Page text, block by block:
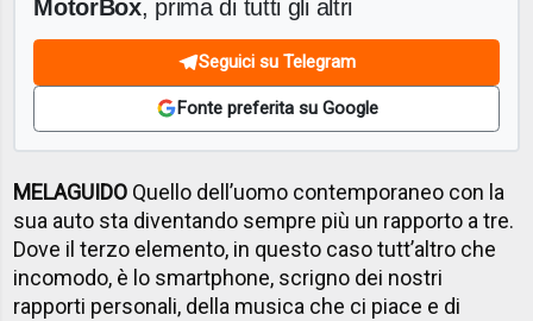
MotorBox, prima di tutti gli altri
Seguici su Telegram
Fonte preferita su Google
MELAGUIDO Quello dell’uomo contemporaneo con la
sua auto sta diventando sempre più un rapporto a tre.
Dove il terzo elemento, in questo caso tutt’altro che
incomodo, è lo smartphone, scrigno dei nostri
rapporti personali, della musica che ci piace e di